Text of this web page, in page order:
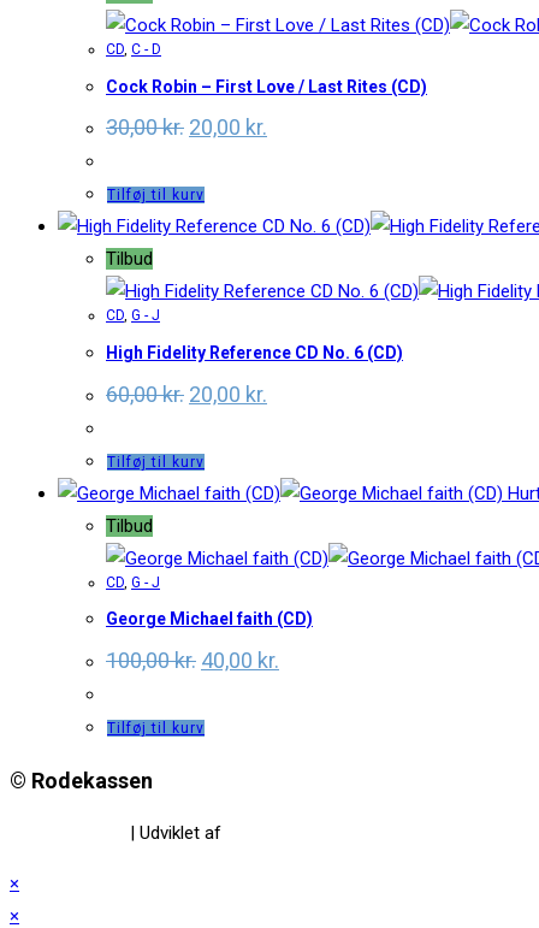
CD, C - D
Cock Robin – First Love / Last Rites (CD)
30,00kr. Original
price
30,00 kr..
20,00 kr.
price
Tilføj til kurv
Tilbud
CD, G - J
High Fidelity Reference CD No. 6 (CD)
60,00kr. Original
price
60,00 kr..
20,00 kr.
price
Tilføj til kurv
Tilbud
CD G - J
George Michael faith (CD)
100,00kr. Original
price
100,00 kr..
40,00 kr.
price
Tilføj til kurv
© Rodekassen
| Udviklet af
×
×